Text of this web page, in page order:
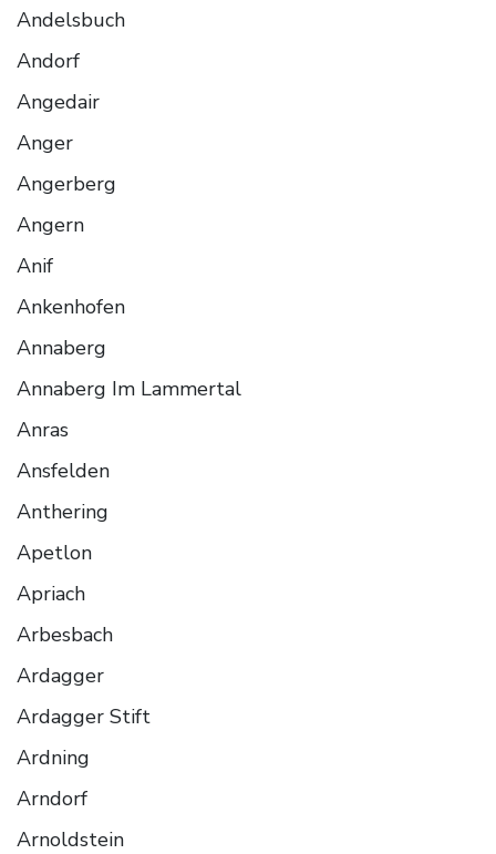
Andelsbuch
Andorf
Angedair
Anger
Angerberg
Angern
Anif
Ankenhofen
Annaberg
Annaberg Im Lammertal
Anras
Ansfelden
Anthering
Apetlon
Apriach
Arbesbach
Ardagger
Ardagger Stift
Ardning
Arndorf
Arnoldstein